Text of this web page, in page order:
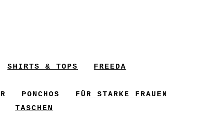
SHIRTS & TOPS FREEDA
PONCHOS
FÜR STARKE FRAUEN
TASCHEN